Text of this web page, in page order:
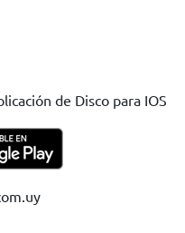
de Disco para IOS